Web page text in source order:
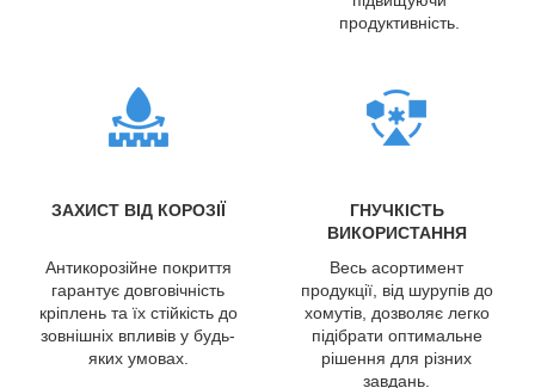
продуктивність.
ЗАХИСТ ВІД КОРОЗІЇ
ГНУЧКІСТЬ
ВИКОРИСТАННЯ
Антикорозійне покриття
гарантує довговічність
кріплень та їх стійкість до
зовнішніх впливів у будь-
яких умовах.
Весь асортимент
продукції, від шурупів до
хомутів, дозволяє легко
підібрати оптимальне
рішення для різних
завдань.